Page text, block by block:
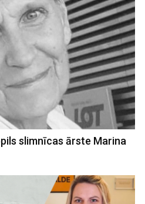
slimnīcas ārste Marina